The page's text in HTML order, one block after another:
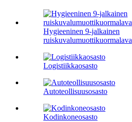
Hygieeninen 9-jalkainen
ruiskuvalumuottikuormalava
Logistiikkaosasto
Autoteollisuusosasto
Kodinkoneosasto